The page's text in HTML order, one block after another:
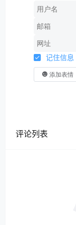
记住信息
添加表情
评论列表